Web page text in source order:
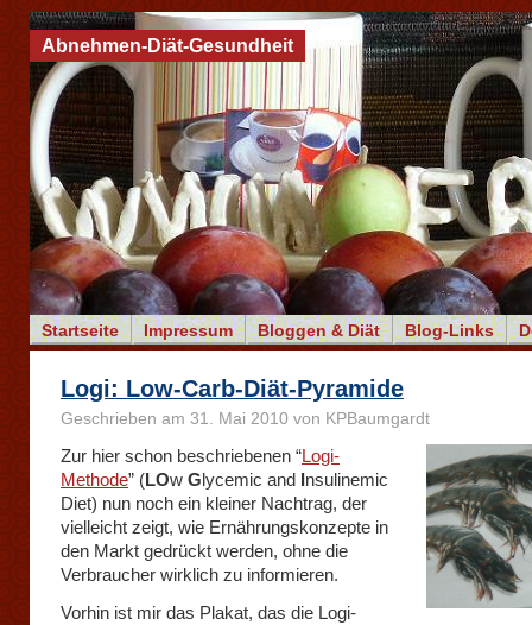
Startseite Impressum Bloggen & Diät Blog-Links
Abnehmen-Diät-Gesundheit
Logi: Low-Carb-Diät-Pyramide
Geschrieben am 31. Mai 2010 von KPBaumgardt
Zur hier schon beschriebenen “Logi-
Methode” (LOw Glycemic and Insulinemic
Diet) nun noch ein kleiner Nachtrag, der
vielleicht zeigt, wie Ernährungskonzepte in
den Markt gedrückt werden, ohne die
Verbraucher wirklich zu informieren.
Vorhin ist mir das Plakat, das die Logi-